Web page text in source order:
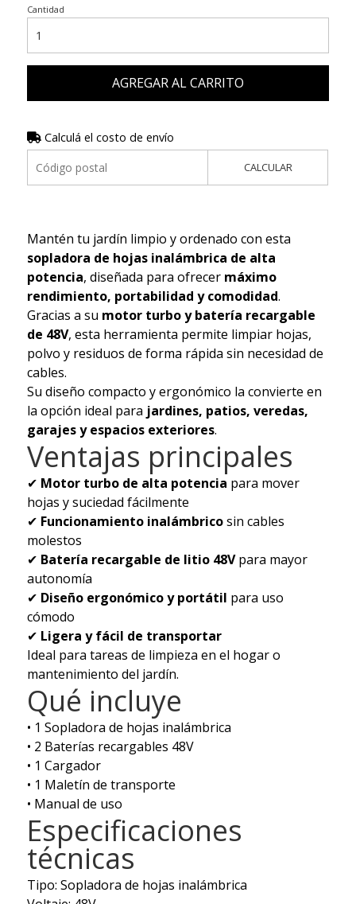
Cantidad
AGREGAR AL CARRITO
Calculá el costo de envío
CALCULAR
Mantén tu jardín limpio y ordenado con esta
sopladora de hojas inalámbrica de alta
potencia, diseñada para ofrecer máximo
rendimiento, portabilidad y comodidad.
Gracias a su motor turbo y batería recargable
de 48V, esta herramienta permite limpiar hojas,
polvo y residuos de forma rápida sin necesidad de
cables.
Su diseño compacto y ergonómico la convierte en
la opción ideal para jardines, patios, veredas,
garajes y espacios exteriores.
Ventajas principales
✔ Motor turbo de alta potencia para mover
hojas y suciedad fácilmente
✔ Funcionamiento inalámbricosin cables
molestos
✔ Batería recargable de litio 48Vpara mayor
autonomía
✔ Diseño ergonómico y portátil para uso
cómodo
✔ Ligera y fácil de transportar
Ideal para tareas de limpieza en el hogar o
mantenimiento del jardín.
Qué incluye
• 1 Sopladora de hojas inalámbrica
• 2 Baterías recargables 48V
• 1 Cargador
• 1 Maletín de transporte
• Manual de uso
Especificaciones
técnicas
Tipo: Sopladora de hojas inalámbrica